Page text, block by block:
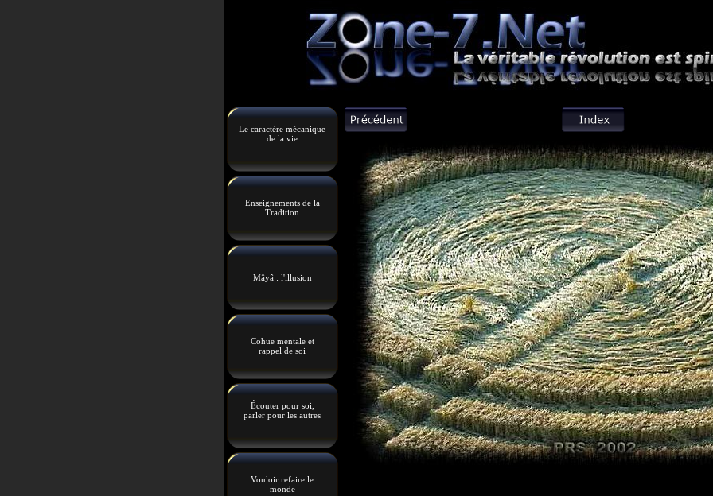
Le caractère mécanique
de la vie
Enseignements de la
Tradition
Mâyâ : l'illusion
Cohue mentale et
rappel de soi
Écouter pour soi,
parler pour les autres
Vouloir refaire le
monde